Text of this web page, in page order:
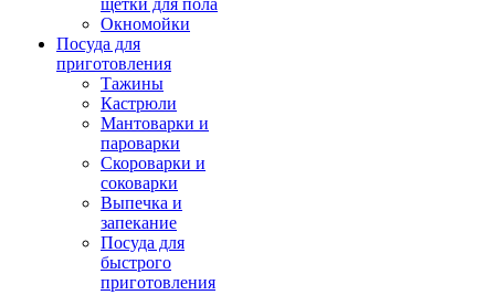
щетки для пола
Окномойки
Посуда для
приготовления
Тажины
Кастрюли
Мантоварки и
пароварки
Скороварки и
соковарки
Выпечка и
запекание
Посуда для
быстрого
приготовления